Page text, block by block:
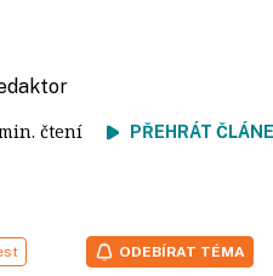
čtení PŘEHRÁT
ODEBÍRAT TÉMA